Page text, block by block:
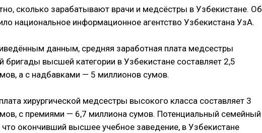
сколько зарабатывают врачи и медсёстры в Узбекистане. Об
национальное информационное агентство Узбекистана УзА.
данным, средняя заработная плата медсестры
бригады высшей категории в Узбекистане составляет 2,5
а с надбавками — 5 миллионов сумов.
хирургической медсестры высокого класса составляет 3
с премиями — 6,7 миллиона сумов. Потенциальный семейный
что окончивший высшее учебное заведение, в Узбекистане